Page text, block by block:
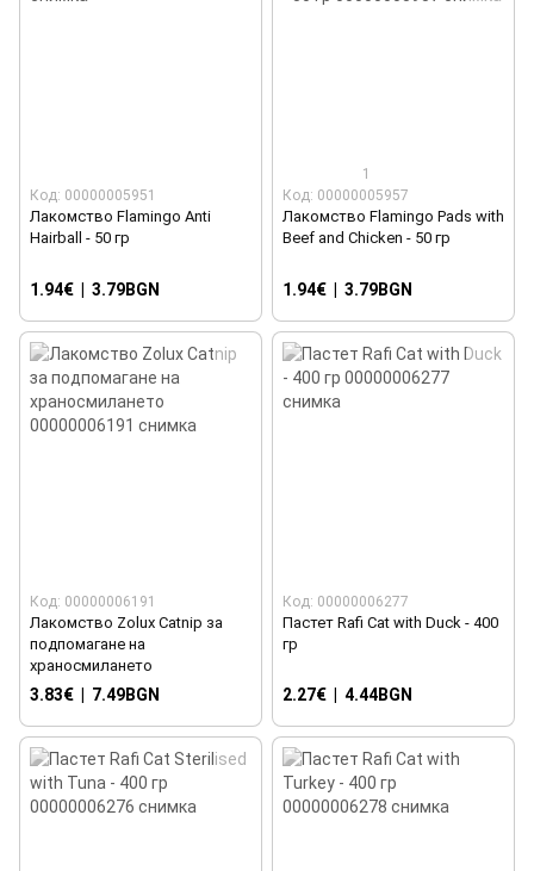
Код: 00000005951
Лакомство Flamingo Anti
Hairball - 50 гр
1.94€ | 3.79BGN
1
Код: 00000005957
Лакомство Flamingo Pads with
Beef and Chicken - 50 гр
1.94€ | 3.79BGN
Код: 00000006191
Лакомство Zolux Catnip за
подпомагане на
храносмилането
3.83€ 7.49BGN
Код: 00000006277
Пастет Rafi Cat with Duck - 400
гр
2.27€ 4.44BGN